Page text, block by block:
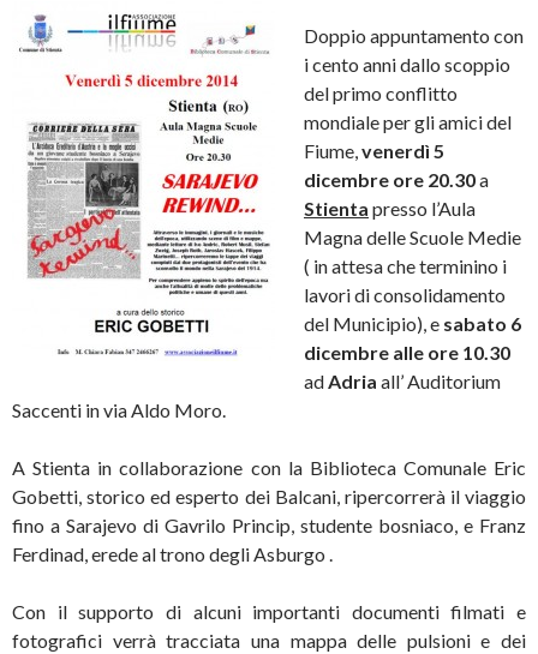
Doppio appuntamento con
i cento anni dallo scoppio
del primo conflitto
mondiale per gli amici del
Fiume,venerdì 5
dicembre ore 20.30a
Stienta presso l’Aula
Magna delle Scuole Medie
( in attesa che terminino i
lavori di consolidamento
del Municipio), e sabato 6
dicembre alle ore 10.30
adAdria all’ Auditorium
Saccenti in via Aldo Moro.
A Stienta in collaborazione con la Biblioteca Comunale Eric
Gobetti, storico ed esperto dei Balcani, ripercorrerà il viaggio
fino a Sarajevo di Gavrilo Princip, studente bosniaco, e Franz
Ferdinad, erede al trono degli Asburgo .
Con il supporto di alcuni importanti documenti filmati e
fotografici verrà tracciata una mappa delle pulsioni e dei